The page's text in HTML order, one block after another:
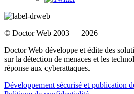
© Doctor Web 2003 — 2026
Doctor Web développe et édite des
sur la détection de menaces et les
réponse aux cyberattaques.
Développement sécurisé et publication